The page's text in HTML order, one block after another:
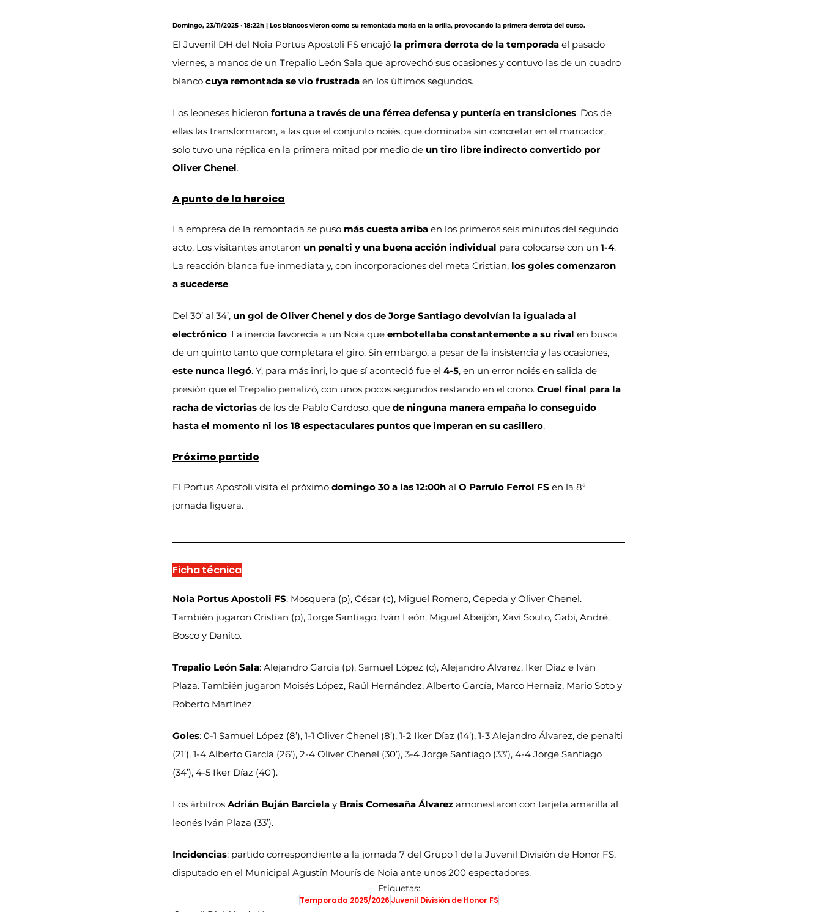
Domingo, 23/11/2025 · 18:22h | Los blancos vieron como su remontada moría en la orilla, provocando la primera derrota del curso.
El Juvenil DH del Noia Portus Apostoli FS encajó la primera derrota de la temporada el pasado
viernes, a manos de un Trepalio León Sala que aprovechó sus ocasiones y contuvo las de un cuadro
blanco cuya remontada se vio frustrada en los últimos segundos.
Los leoneses hicieron fortuna a través de una férrea defensa y puntería en transiciones. Dos de
ellas las transformaron, a las que el conjunto noiés, que dominaba sin concretar en el marcador,
solo tuvo una réplica en la primera mitad por medio de un tiro libre indirecto convertido por
Oliver Chenel.
A punto de la heroica
La empresa de la remontada se puso más cuesta arriba en los primeros seis minutos del segundo
acto. Los visitantes anotaron un penalti y una buena acción individual para colocarse con un 1-4.
La reacción blanca fue inmediata y, con incorporaciones del meta Cristian, los goles comenzaron
a sucederse.
Del 30’ al 34’, un gol de Oliver Chenel y dos de Jorge Santiago devolvían la igualada al
electrónico. La inercia favorecía a un Noia que embotellaba constantemente a su rival en busca
de un quinto tanto que completara el giro. Sin embargo, a pesar de la insistencia y las ocasiones,
este nunca llegó. Y, para más inri, lo que sí aconteció fue el 4-5, en un error noiés en salida de
presión que el Trepalio penalizó, con unos pocos segundos restando en el crono. Cruel final para la
racha de victorias de los de Pablo Cardoso, que de ninguna manera empaña lo conseguido
hasta el momento ni los 18 espectaculares puntos que imperan en su casillero.
Próximo partido
El Portus Apostoli visita el próximo domingo 30 a las 12:00h al O Parrulo Ferrol FS en la 8ª
jornada liguera.
Ficha técnica
Noia Portus Apostoli FS: Mosquera (p), César (c), Miguel Romero, Cepeda y Oliver Chenel.
También jugaron Cristian (p), Jorge Santiago, Iván León, Miguel Abeijón, Xavi Souto, Gabi, André,
Bosco y Danito.
Trepalio León Sala: Alejandro García (p), Samuel López (c), Alejandro Álvarez, Iker Díaz e Iván
Plaza. También jugaron Moisés López, Raúl Hernández, Alberto García, Marco Hernaiz, Mario Soto y
Roberto Martínez.
Goles: 0-1 Samuel López (8’), 1-1 Oliver Chenel (8’), 1-2 Iker Díaz (14’), 1-3 Alejandro Álvarez, de penalti
(21’), 1-4 Alberto García (26’), 2-4 Oliver Chenel (30’), 3-4 Jorge Santiago (33’), 4-4 Jorge Santiago
(34’), 4-5 Iker Díaz (40’).
Los árbitros Adrián Buján Barciela y Brais Comesaña Álvarez amonestaron con tarjeta amarilla al
leonés Iván Plaza (33’).
Incidencias: partido correspondiente a la jornada 7 del Grupo 1 de la Juvenil División de Honor FS,
disputado en el Municipal Agustín Mourís de Noia ante unos 200 espectadores.
Etiquetas:
Temporada 2025/2026 Juvenil División de Honor FS